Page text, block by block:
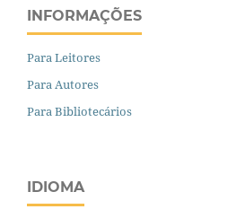
INFORMAÇÕES
Para Leitores
Para Autores
Para Bibliotecários
IDIOMA